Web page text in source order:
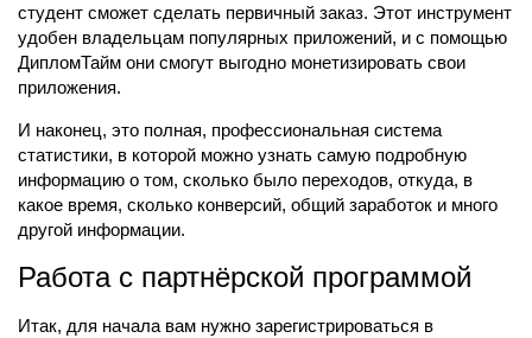
студент сможет сделать первичный заказ. Этот инструмент
удобен владельцам популярных приложений, и с помощью
ДипломТайм они смогут выгодно монетизировать свои
приложения.
И наконец, это полная, профессиональная система
статистики, в которой можно узнать самую подробную
информацию о том, сколько было переходов, откуда, в
какое время, сколько конверсий, общий заработок и много
другой информации.
Работа с партнёрской программой
Итак, для начала вам нужно зарегистрироваться в